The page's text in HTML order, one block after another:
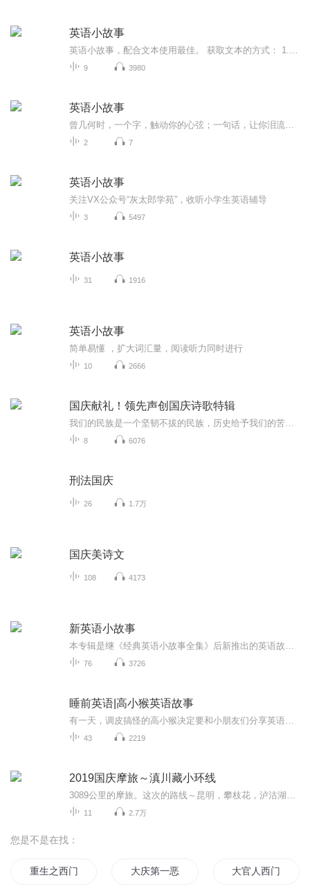
英语小故事
9 3980
英语小故事
2 7
英语小故事
关注VX公众号“灰太郎学苑”，收听小学生英语辅导
3 5497
英语小故事
31 1916
英语小故事
简单易懂 ，扩大词汇量，阅读听力同时进行
10 2666
国庆献礼！领先声创国庆诗歌特辑
8 6076
刑法国庆
26 1.7万
国庆美诗文
108 4173
新英语小故事
76 3726
睡前英语|高小猴英语故事
43 2219
2019国庆摩旅～滇川藏小环线
11 2.7万
您是不是在找：
重生之西门庆 大庆第一恶 大官人西门庆